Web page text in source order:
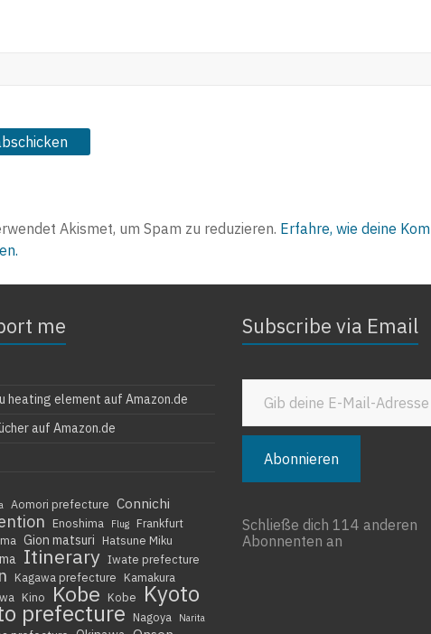
Akismet, um Spam zu reduzieren. Erfahre, wie deine
me
heating element auf Amazon.de
auf Amazon.de
Aomori prefecture Connichi
Enoshima Flug
Frankfurt
Gion matsuri Hatsune Miku
Itinerary Iwate prefecture
Kagawa prefecture
Kamakura
Kino Kobe Kobe Kyoto
prefecture Nagoya Narita
Subscribe via Email
Gib deine E-Mail-Adresse ein ...
Abonnieren
Schließe dich 114 anderen
Abonnenten an